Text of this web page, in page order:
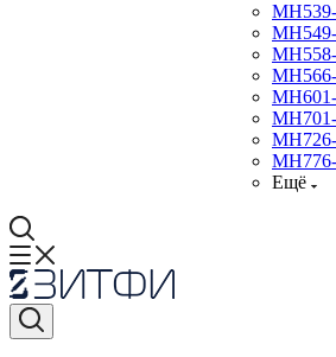
Ещё